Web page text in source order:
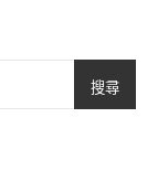
搜尋